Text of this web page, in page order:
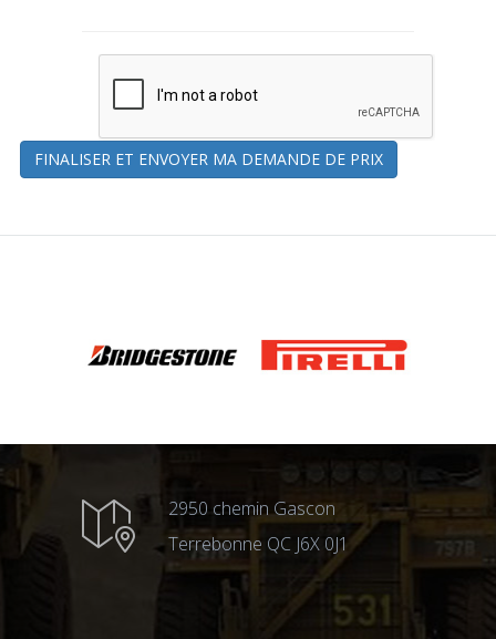
FINALISER ET ENVOYER MA DEMANDE DE PRIX
2950 chemin Gascon
Terrebonne QC J6X 0J1